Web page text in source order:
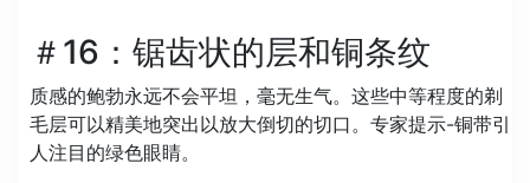
＃16：锯齿状的层和铜条纹
质感的鲍勃永远不会平坦，毫无生气。这些中等程度的剃
毛层可以精美地突出以放大倒切的切口。专家提示-铜带引
人注目的绿色眼睛。